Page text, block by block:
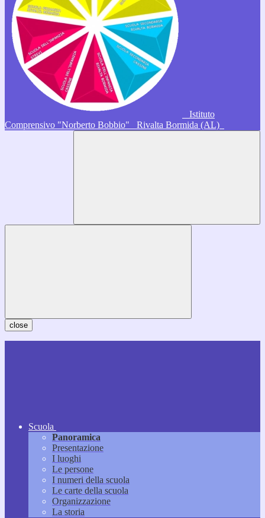
Istituto
Comprensivo "Norberto Bobbio"
Rivalta Bormida (AL)
close
Scuola
Panoramica
Presentazione
I luoghi
Le persone
I numeri della scuola
Le carte della scuola
Organizzazione
La storia